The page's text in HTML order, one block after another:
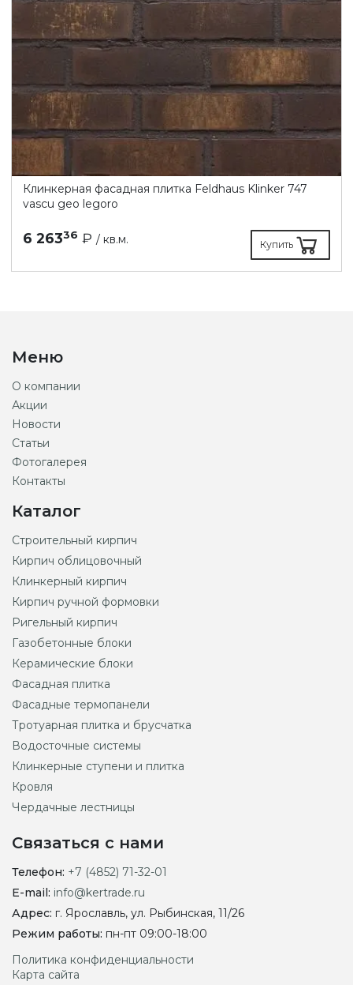
Клинкерная фасадная плитка Feldhaus Klinker 747
vascu geo legoro
6 26336 ₽ / кв.м. Купить
Меню
О компании
Акции
Новости
Статьи
Фотогалерея
Контакты
Каталог
Строительный кирпич
Кирпич облицовочный
Клинкерный кирпич
Кирпич ручной формовки
Ригельный кирпич
Газобетонные блоки
Керамические блоки
Фасадная плитка
Фасадные термопанели
Тротуарная плитка и брусчатка
Водосточные системы
Клинкерные ступени и плитка
Кровля
Чердачные лестницы
Связаться с нами
Телефон: +7 (4852) 71-32-01
E-mail: info@kertrade.ru
Адрес: г. Ярославль, ул. Рыбинская, 11/26
Режим работы: пн-пт 09:00-18:00
Политика конфиденциальности
Карта сайта